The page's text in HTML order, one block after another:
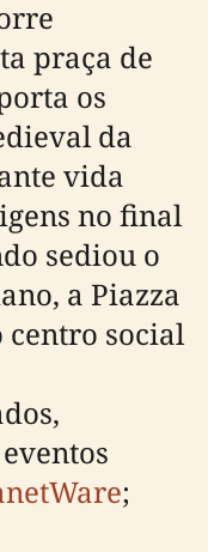
praça de
os
da
vida
no final
sediou o
a Piazza
centro social
;